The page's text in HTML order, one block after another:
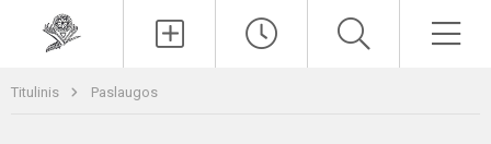
Titulinis Paslaugos